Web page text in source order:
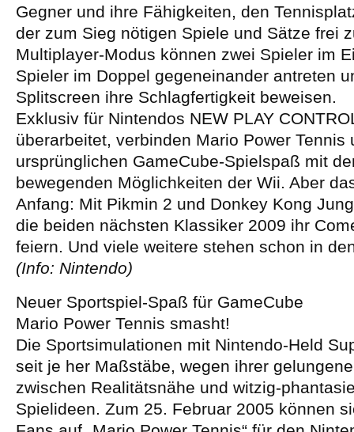
Gegner und ihre Fähigkeiten, den
der zum Sieg nötigen Spiele und Sätze frei
Multiplayer-Modus können zwei Spieler im
Spieler im Doppel gegeneinander antreten
Splitscreen ihre Schlagfertigkeit beweisen.
Exklusiv für Nintendos NEW PLAY
überarbeitet, verbinden Mario Power Tennis
ursprünglichen GameCube-Spielspaß mit
bewegenden Möglichkeiten der Wii. Aber
Anfang: Mit Pikmin 2 und Donkey Kong
die beiden nächsten Klassiker 2009 ihr
feiern. Und viele weitere stehen schon in
(Info: Nintendo)
Neuer Sportspiel-Spaß für GameCube
Mario Power Tennis smasht!
Die Sportsimulationen mit Nintendo-Held
seit je her Maßstäbe, wegen ihrer
zwischen Realitätsnähe und witzig-
Spielideen. Zum 25. Februar 2005 können